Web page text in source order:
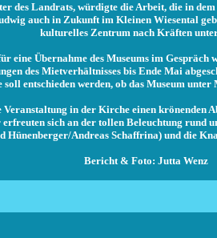
des Landrats, würdigte die Arbeit, die in dem
auch in Zukunft im Kleinen Wiesental
kulturelles Zentrum nach Kräften
eine Übernahme des Museums im
des Mietverhältnisses bis Ende Mai
soll entschieden werden, ob das Museum
in der Kirche einen krönenden
erfreuten sich an der tollen Beleuchtung rund
Hünenberger/Andreas Schaffrina) und die
Bericht & Foto: Jutta Wenz